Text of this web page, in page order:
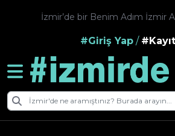
İzmir’de bir Benim Adım İzmir
#Giriş Yap /